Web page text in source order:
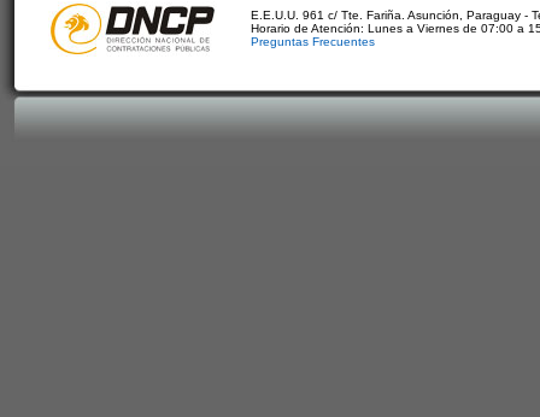
E.E.U.U. 961 c/ Tte. Fariña. Asunción, Paraguay -
Horario de Atención: Lunes a Viernes de 07:00 a
Preguntas Frecuentes